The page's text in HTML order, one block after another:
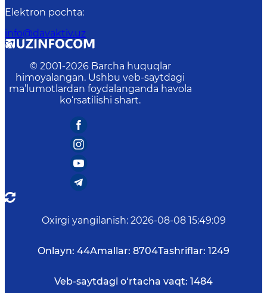
Elektron pochta:
info@davaktiv.uz
© 2001-2026 Barcha huquqlar
himoyalangan. Ushbu veb-saytdagi
ma’lumotlardan foydalanganda havola
ko‘rsatilishi shart.
Oxirgi yangilanish: 2026-08-08 15:49:09
Onlayn: 44Amallar: 8704Tashriflar: 1249
Veb-saytdagi o‘rtacha vaqt: 1484